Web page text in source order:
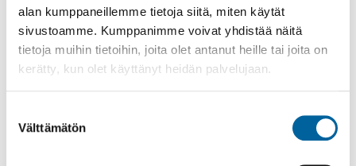
alan kumppaneillemme tietoja siitä, miten käytät
sivustoamme. Kumppanimme voivat yhdistää näitä
tietoja muihin tietoihin, joita olet antanut heille tai joita on
kerätty, kun olet käyttänyt heidän palvelujaan.
valinta
Välttämätön
03.06.2026-31.08.2026
Poppelikatu 10
Lue lisää